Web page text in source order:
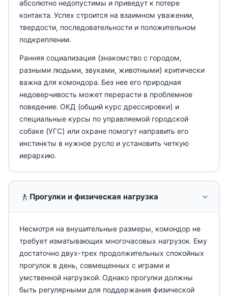
абсолютно недопустимы и приведут к потере
контакта. Успех строится на взаимном уважении,
твердости, последовательности и положительном
подкреплении.
Ранняя социализация (знакомство с городом,
разными людьми, звуками, животными) критически
важна для комондора. Без нее его природная
недоверчивость может перерасти в проблемное
поведение. ОКД (общий курс дрессировки) и
специальные курсы по управляемой городской
собаке (УГС) или охране помогут направить его
инстинкты в нужное русло и установить четкую
иерархию.
🚶 Прогулки и физическая нагрузка
Несмотря на внушительные размеры, комондор не
требует изматывающих многочасовых нагрузок. Ему
достаточно двух-трех продолжительных спокойных
прогулок в день, совмещенных с играми и
умственной нагрузкой. Однако прогулки должны
быть регулярными для поддержания физической